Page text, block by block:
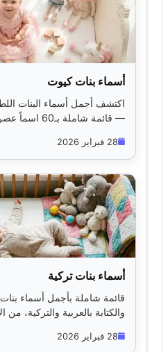
أسماء بنات كيوت
— قائمة شاملة بـ60 اسماً عصرياً وكيوتاً مع معانيه...
28 فبراير 2026
أسماء بنات تركية
قائمة شاملة بأجمل أسماء
والكتابة بالعربية والتركية، من
28 فبراير 2026